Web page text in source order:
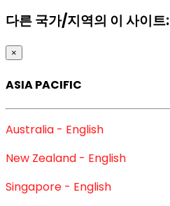
다른 국가/지역의 이 사이트:
×
ASIA PACIFIC
Australia - English
New Zealand - English
Singapore - English